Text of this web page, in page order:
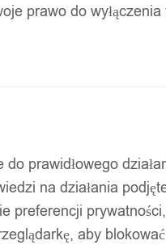
prawo do
prawidłowego
na działania
preferencji
aby